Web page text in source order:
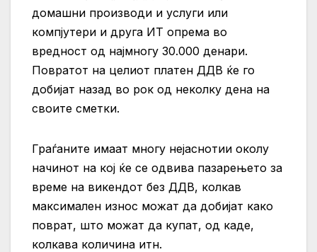
домашни производи и услуги или
компјутери и друга ИТ опрема во
вредност од најмногу 30.000 денари.
Повратот на целиот платен ДДВ ќе го
добијат назад во рок од неколку дена на
своите сметки.
Граѓаните имаат многу нејаснотии околу
начинот на кој ќе се одвива пазарењето за
време на викендот без ДДВ, колкав
максимален износ можат да добијат како
поврат, што можат да купат, од каде,
колкава количина итн.